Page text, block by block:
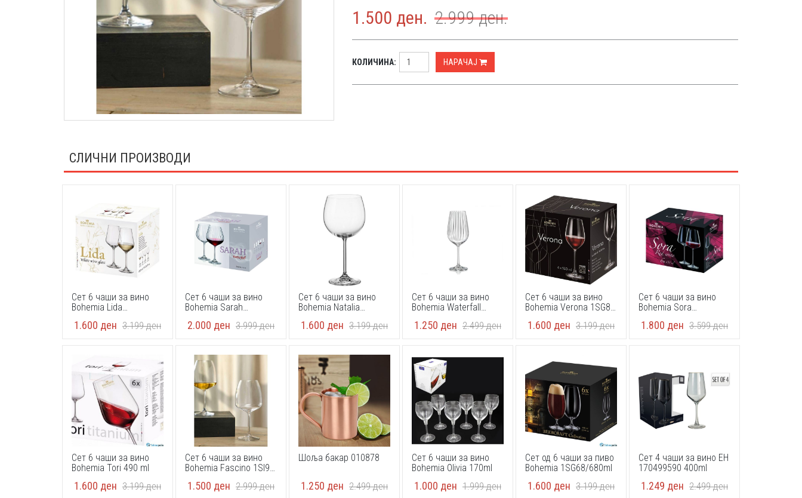
1.500 ден. 2.999ден.
КОЛИЧИНА: НАРАЧАЈ
СЛИЧНИ ПРОИЗВОДИ
Сет 6 чаши за вино
Bohemia Lida
1.600 ден 3.199ден
Сет 6 чаши за вино
Bohemia Sarah
2.000 ден 3.999ден
Сет 6 чаши за вино
Bohemia Natalia
1.600 ден 3.199ден
Сет 6 чаши за вино
Bohemia Waterfall
1.250 ден 2.499ден
Сет 6 чаши за вино
Bohemia Verona 1SG80
1.600 ден 3.199ден
Сет 6 чаши за вино
Bohemia Sora
1.800 ден 3.599ден
Сет 6 чаши за вино
Bohemia Tori 490 ml
1.600 ден 3.199ден
Сет 6 чаши за вино
Bohemia Fascino 1SI99
1.500 ден 2.999ден
Шоља бакар 010878
1.250 ден 2.499ден
Сет 6 чаши за вино
Bohemia Olivia 170ml
1.000 ден 1.999ден
Сет од 6 чаши за пиво
Bohemia 1SG68/680ml
1.600 ден 3.199ден
Сет 4 чаши за вино EH
170499590 400ml
1.249 ден 2.499ден